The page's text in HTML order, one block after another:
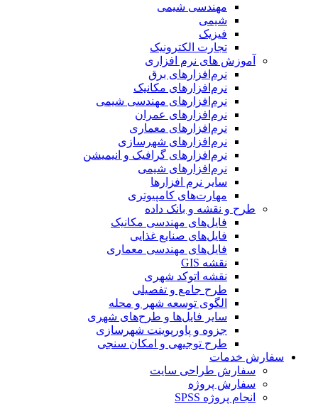
مهندسی شیمی
شیمی
فیزیک
تجارت الکترونیک
آموزش های نرم افزاری
نرم‌افزارهای برق
نرم‌افزارهای مکانیک
نرم‌افزارهای مهندسی شیمی
نرم‌افزارهای عمران
نرم‌افزارهای معماری
نرم‌افزارهای شهرسازی
نرم‌افزارهای گرافیک و انیمیشن
نرم‌افزارهای شیمی
سایر نرم افزارها
مهارت‌های کامپیوتری
طرح و نقشه و بانک داده
فایل‌های مهندسی مکانیک
فایل‌های صنایع غذایی
فایل‌های مهندسی معماری
نقشه GIS
نقشه اتوکد شهری
طرح جامع و تفصیلی
الگوی توسعه شهر و محله
سایر فایل‌ها و طرح‌های شهری
جزوه و پاورپوینت شهرسازی
طرح توجیهی و امکان سنجی
سفارش خدمات
سفارش طراحی سایت
سفارش پروژه
انجام پروژه SPSS